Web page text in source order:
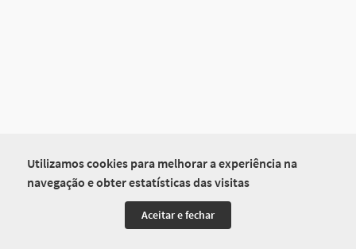
Utilizamos cookies para melhorar a experiência na
navegação e obter estatísticas das visitas
Aceitar e fechar